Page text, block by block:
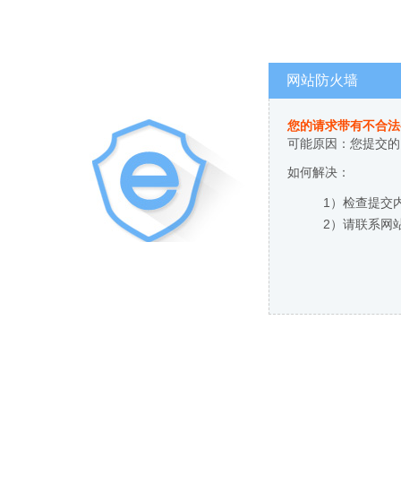
网站防火墙
您的请求带有不合
可能原因：您提交
如何解决：
1）检查提交
2）请联系网